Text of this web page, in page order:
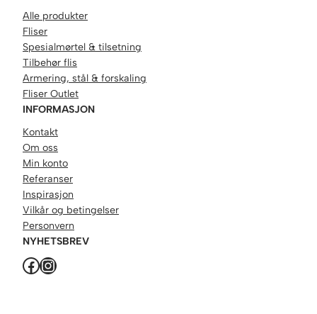
Alle produkter
Fliser
Spesialmørtel & tilsetning
Tilbehør flis
Armering, stål & forskaling
Fliser Outlet
INFORMASJON
Kontakt
Om oss
Min konto
Referanser
Inspirasjon
Vilkår og betingelser
Personvern
NYHETSBREV
Facebook Instagram